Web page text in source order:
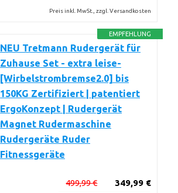
Preis inkl. MwSt., zzgl. Versandkosten
EMPFEHLUNG
NEU Tretmann Rudergerät für
Zuhause Set - extra leise-
[Wirbelstrombremse2.0] bis
150KG Zertifiziert | patentiert
ErgoKonzept | Rudergerät
Magnet Rudermaschine
Rudergeräte Ruder
Fitnessgeräte
349,99 €
499,99 €